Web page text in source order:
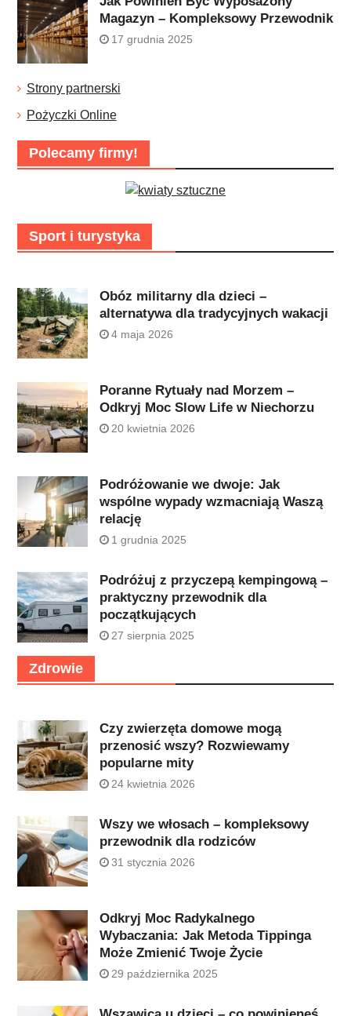
Magazyn – Kompleksowy Przewodnik
17 grudnia 2025
Strony partnerski
Pożyczki Online
Polecamy firmy!
Sport i turystyka
Obóz militarny dla dzieci –
alternatywa dla tradycyjnych wakacji
4 maja 2026
Poranne Rytuały nad Morzem –
Odkryj Moc Slow Life w Niechorzu
20 kwietnia 2026
Podróżowanie we dwoje: Jak
wspólne wypady wzmacniają Waszą
relację
1 grudnia 2025
Podróżuj z przyczepą kempingową –
praktyczny przewodnik dla
początkujących
27 sierpnia 2025
Zdrowie
Czy zwierzęta domowe mogą
przenosić wszy? Rozwiewamy
popularne mity
24 kwietnia 2026
Wszy we włosach – kompleksowy
przewodnik dla rodziców
31 stycznia 2026
Odkryj Moc Radykalnego
Wybaczania: Jak Metoda Tippinga
Może Zmienić Twoje Życie
29 października 2025